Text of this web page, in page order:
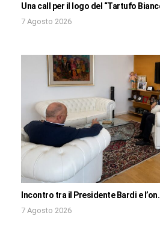
Una call per il logo del “Tartufo
7 Agosto 2026
Incontro tra il Presidente Bardi e
7 Agosto 2026